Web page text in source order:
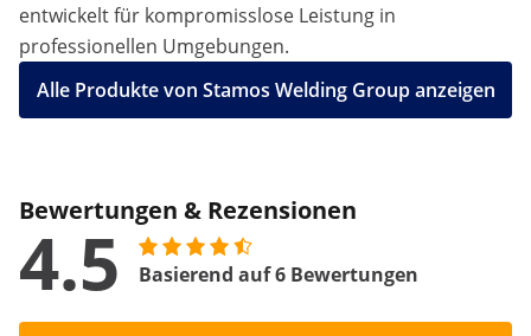
entwickelt für kompromisslose Leistung in
professionellen Umgebungen.
Alle Produkte von Stamos Welding Group anzeigen
Bewertungen & Rezensionen
4.5 Basierend auf 6 Bewertungen